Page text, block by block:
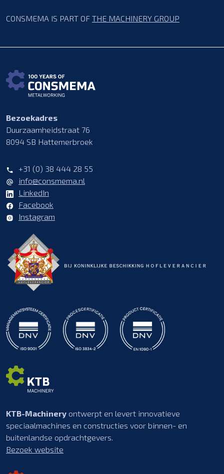
CONSMEMA IS PART OF THE MACHINERY GROUP
Bezoekadres
Duurzaamheidstraat 76
8094 SB Hattemerbroek
+31 (0) 38 444 28 55
info@consmema.nl
LinkedIn
Facebook
Instagram
KTB-Machinery ontwerpt en levert innovatieve
speciaalmachines en constructies voor binnen- en
buitenlandse opdrachtgevers.
Bezoek website